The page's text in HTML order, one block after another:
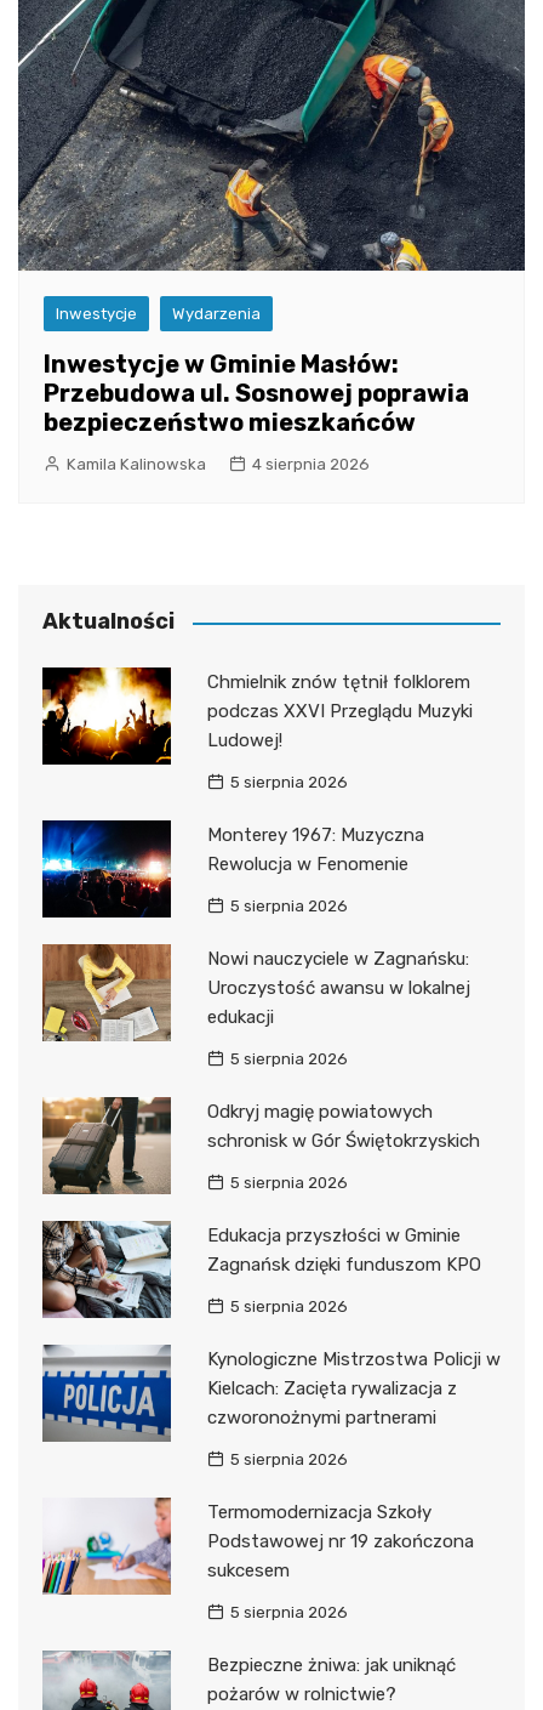
Inwestycje Wydarzenia
Inwestycje w Gminie Masłów:
Przebudowa ul. Sosnowej poprawia
bezpieczeństwo mieszkańców
Kamila Kalinowska 4 sierpnia 2026
Aktualności
Chmielnik znów tętnił folklorem
podczas XXVI Przeglądu Muzyki
Ludowej!
5 sierpnia 2026
Monterey 1967: Muzyczna
Rewolucja w Fenomenie
5 sierpnia 2026
Nowi nauczyciele w Zagnańsku:
Uroczystość awansu w lokalnej
edukacji
5 sierpnia 2026
Odkryj magię powiatowych
schronisk w Gór Świętokrzyskich
5 sierpnia 2026
Edukacja przyszłości w Gminie
Zagnańsk dzięki funduszom KPO
5 sierpnia 2026
Kynologiczne Mistrzostwa Policji w
Kielcach: Zacięta rywalizacja z
czworonożnymi partnerami
5 sierpnia 2026
Termomodernizacja Szkoły
Podstawowej nr 19 zakończona
sukcesem
5 sierpnia 2026
Bezpieczne żniwa: jak uniknąć
pożarów w rolnictwie?